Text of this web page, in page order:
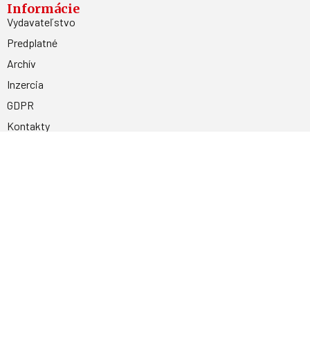
Informácie
Vydavateľstvo
Predplatné
Archív
Inzercia
GDPR
Kontakty